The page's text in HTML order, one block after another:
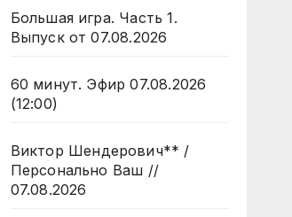
Большая игра. Часть 1.
Выпуск от 07.08.2026
60 минут. Эфир 07.08.2026
(12:00)
Виктор Шендерович** /
Персонально Ваш //
07.08.2026